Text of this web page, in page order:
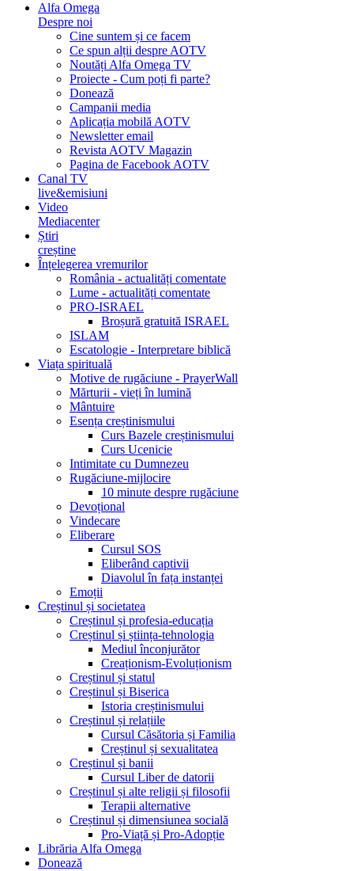
Alfa Omega
Despre noi
Cine suntem și ce facem
Ce spun alții despre AOTV
Noutăți Alfa Omega TV
Proiecte - Cum poți fi parte?
Donează
Campanii media
Aplicația mobilă AOTV
Newsletter email
Revista AOTV Magazin
Pagina de Facebook AOTV
Canal TV
live&emisiuni
Video
Mediacenter
Știri
creștine
Înțelegerea vremurilor
România - actualități comentate
Lume - actualități comentate
PRO-ISRAEL
Broșură gratuită ISRAEL
ISLAM
Escatologie - Interpretare biblică
Viața spirituală
Motive de rugăciune - PrayerWall
Mărturii - vieți în lumină
Mântuire
Esența creștinismului
Curs Bazele creștinismului
Curs Ucenicie
Intimitate cu Dumnezeu
Rugăciune-mijlocire
10 minute despre rugăciune
Devoțional
Vindecare
Eliberare
Cursul SOS
Eliberând captivii
Diavolul în fața instanței
Emoții
Creștinul și societatea
Creștinul și profesia-educația
Creștinul și știința-tehnologia
Mediul înconjurător
Creaționism-Evoluționism
Creștinul și statul
Creștinul și Biserica
Istoria creștinismului
Creștinul și relațiile
Cursul Căsătoria și Familia
Creștinul și sexualitatea
Creștinul și banii
Cursul Liber de datorii
Creștinul și alte religii și filosofii
Terapii alternative
Creștinul și dimensiunea socială
Pro-Viață și Pro-Adopție
Librăria Alfa Omega
Donează